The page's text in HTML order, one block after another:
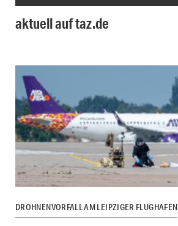
aktuell auf taz.de
DROHNENVORFALL AM LEIPZIGER FLUGHAFEN